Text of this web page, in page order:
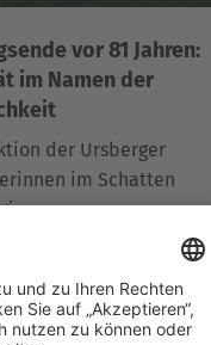
vor 81 Jahren:
im Namen der
der Ursberger
im Schatten
14:46 Uhr